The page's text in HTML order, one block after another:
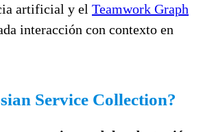
artificial y el Teamwork Graph
interacción con contexto en
Service Collection?